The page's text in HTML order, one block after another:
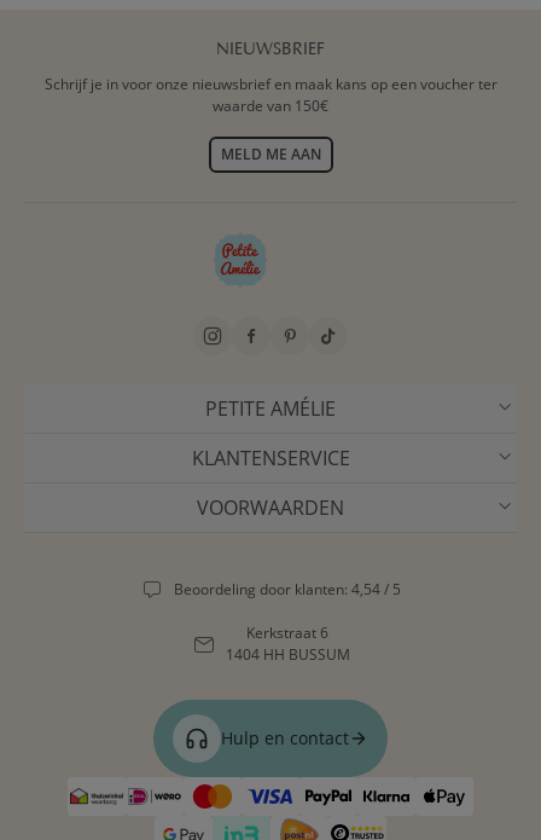
NIEUWSBRIEF
Schrijf je in voor onze nieuwsbrief en maak kans op een voucher ter
waarde van 150€
MELD ME AAN
PETITE AMÉLIE
KLANTENSERVICE
VOORWAARDEN
Beoordeling door klanten: 4,54 / 5
Kerkstraat 6
1404 HH BUSSUM
Hulp en contact